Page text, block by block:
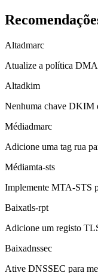
Altadmarc
Atualize a política
Altadkim
Nenhuma chave DKIM
Médiadmarc
Adicione uma tag rua
Médiamta-sts
Implemente MTA-STS
Baixatls-rpt
Adicione um registo
Baixadnssec
Ative DNSSEC para